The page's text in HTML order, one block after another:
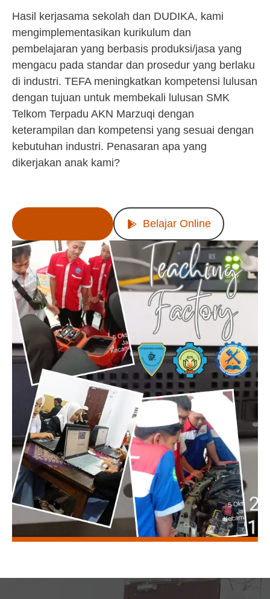
Hasil kerjasama sekolah dan DUDIKA, kami
mengimplementasikan kurikulum dan
pembelajaran yang berbasis produksi/jasa yang
mengacu pada standar dan prosedur yang berlaku
di industri. TEFA meningkatkan kompetensi lulusan
dengan tujuan untuk membekali lulusan SMK
Telkom Terpadu AKN Marzuqi dengan
keterampilan dan kompetensi yang sesuai dengan
kebutuhan industri. Penasaran apa yang
dikerjakan anak kami?
Belajar Online